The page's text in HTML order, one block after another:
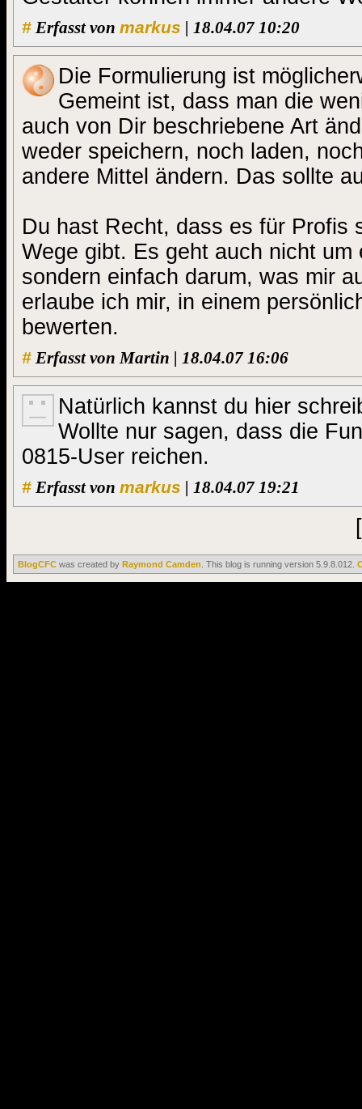
# Erfasst von markus | 18.04.07 10:20
Die Formulierung ist
Gemeint ist, dass man die
auch von Dir beschriebene Art
weder speichern, noch laden,
andere Mittel ändern. Das sollte
Du hast Recht, dass es für Profis
Wege gibt. Es geht auch nicht
sondern einfach darum, was mir
erlaube ich mir, in einem
bewerten.
# Erfasst von Martin | 18.04.07 16:06
Natürlich kannst du hier
Wollte nur sagen, dass die
0815-User reichen.
# Erfasst von markus | 18.04.07 19:21
[
BlogCFC was created by Raymond Camden. This blog is running version 5.9.8.012.